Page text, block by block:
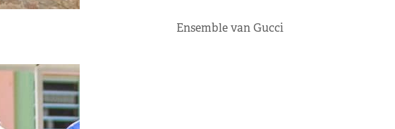
Ensemble van Gucci